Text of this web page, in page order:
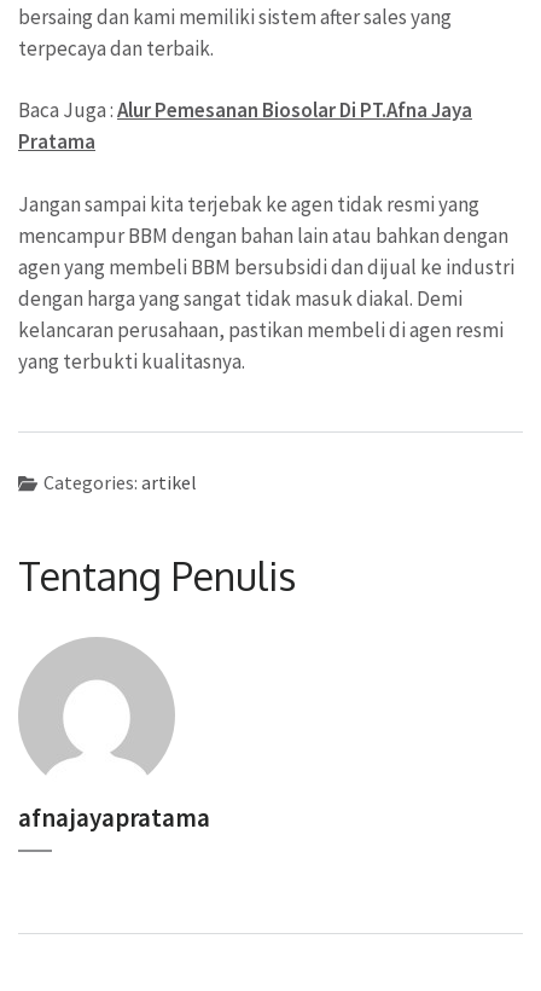
bersaing dan kami memiliki sistem after sales yang
terpecaya dan terbaik.
Baca Juga :Alur Pemesanan Biosolar Di PT.Afna Jaya
Pratama
Jangan sampai kita terjebak ke agen tidak resmi yang
mencampur BBM dengan bahan lain atau bahkan dengan
agen yang membeli BBM bersubsidi dan dijual ke industri
dengan harga yang sangat tidak masuk diakal. Demi
kelancaran perusahaan, pastikan membeli di agen resmi
yang terbukti kualitasnya.
Categories: artikel
Tentang Penulis
afnajayapratama